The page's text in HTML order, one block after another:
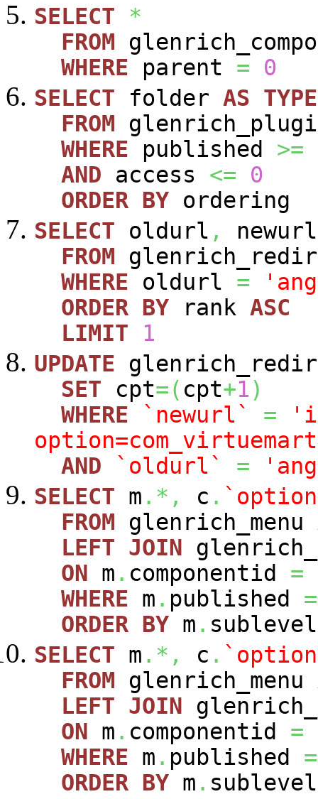
SELECT
*
FROM
WHERE parent =
0
SELECT folder AS TYPE
FROM
WHERE published >=
AND access <=
0
ORDER BY ordering
SELECT oldurl ,
newurl
FROM
WHERE oldurl =
ORDER BY rank ASC
LIMIT
1
UPDATE
SET cpt=( cpt+1)
WHERE
`newurl` =
AND
`oldurl` =
SELECT m .*, c .
FROM glenrich_menu
LEFT JOIN
ON m . componentid =
WHERE m . published =
ORDER BY m . sublevel
SELECT m .*, c .
FROM glenrich_menu
LEFT JOIN
ON m . componentid =
WHERE m . published =
ORDER BY m . sublevel